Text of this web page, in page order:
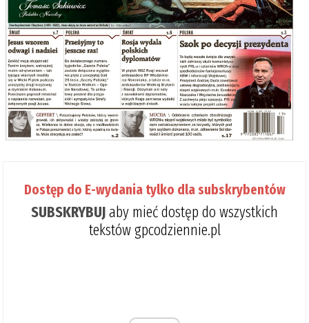
Dostęp do E-wydania tylko dla subskrybentów
SUBSKRYBUJaby mieć dostęp do wszystkich
tekstów gpcodziennie.pl